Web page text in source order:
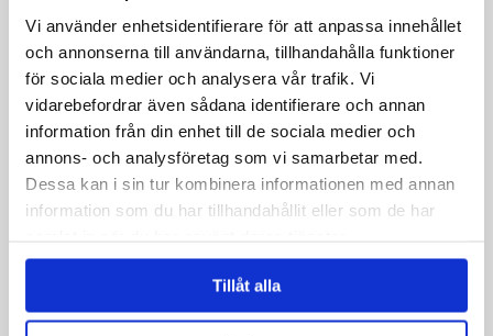
Vi använder enhetsidentifierare för att anpassa innehållet
och annonserna till användarna, tillhandahålla funktioner
för sociala medier och analysera vår trafik. Vi
vidarebefordrar även sådana identifierare och annan
information från din enhet till de sociala medier och
annons- och analysföretag som vi samarbetar med.
Dessa kan i sin tur kombinera informationen med annan
information som du har tillhandahållit eller som de har
Tillåt alla
Dette feltet er skjult når skjemaet vises
Sitat refererer til:
Ditt navn*